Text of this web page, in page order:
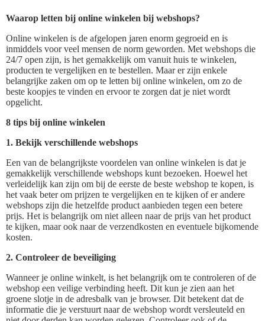
Waarop letten bij online winkelen bij webshops?
Online winkelen is de afgelopen jaren enorm gegroeid en is
inmiddels voor veel mensen de norm geworden. Met webshops die
24/7 open zijn, is het gemakkelijk om vanuit huis te winkelen,
producten te vergelijken en te bestellen. Maar er zijn enkele
belangrijke zaken om op te letten bij online winkelen, om zo de
beste koopjes te vinden en ervoor te zorgen dat je niet wordt
opgelicht.
8 tips bij online winkelen
1. Bekijk verschillende webshops
Een van de belangrijkste voordelen van online winkelen is dat je
gemakkelijk verschillende webshops kunt bezoeken. Hoewel het
verleidelijk kan zijn om bij de eerste de beste webshop te kopen, is
het vaak beter om prijzen te vergelijken en te kijken of er andere
webshops zijn die hetzelfde product aanbieden tegen een betere
prijs. Het is belangrijk om niet alleen naar de prijs van het product
te kijken, maar ook naar de verzendkosten en eventuele bijkomende
kosten.
2. Controleer de beveiliging
Wanneer je online winkelt, is het belangrijk om te controleren of de
webshop een veilige verbinding heeft. Dit kun je zien aan het
groene slotje in de adresbalk van je browser. Dit betekent dat de
informatie die je verstuurt naar de webshop wordt versleuteld en